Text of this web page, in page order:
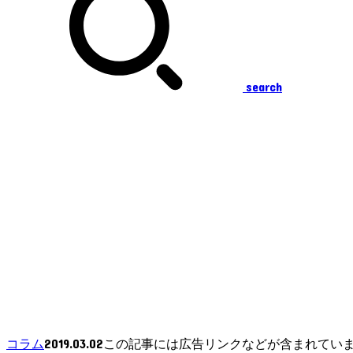
search
コラム2019.03.02この記事には広告リンクなどが含まれてい